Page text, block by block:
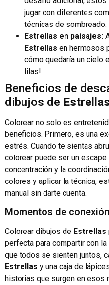
jugar con diferentes
técnicas de sombreado.
Estrellas en paisajes:
Estrellas en hermosos
cómo quedaría un cielo
lilas!
Beneficios de
dibujos de Estrellas
Colorear no solo es
beneficios. Primero, es una
estrés. Cuando te sientas
colorear puede ser un
concentración y la
colores y aplicar la técnica,
manual sin darte cuenta.
Momentos de
Colorear dibujos de Estrellas
perfecta para compartir con
que todos se sienten juntos,
Estrellas y una caja de
historias que surgen en esos